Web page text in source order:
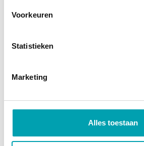
Voorkeuren
Statistieken
Marketing
Alles toestaan
elle ajoutée aux
aliments Benecol
Les barres